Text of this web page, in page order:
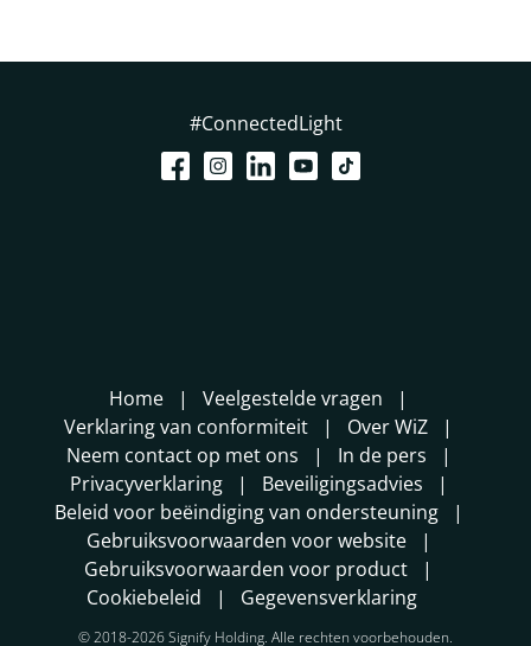
#ConnectedLight
Home
Veelgestelde vragen
Verklaring van conformiteit
Over WiZ
Neem contact op met ons
In de pers
Privacyverklaring
Beveiligingsadvies
Beleid voor beëindiging van ondersteuning
Gebruiksvoorwaarden voor website
Gebruiksvoorwaarden voor product
Cookiebeleid
Gegevensverklaring
© 2018-2026 Signify Holding. Alle rechten voorbehouden.